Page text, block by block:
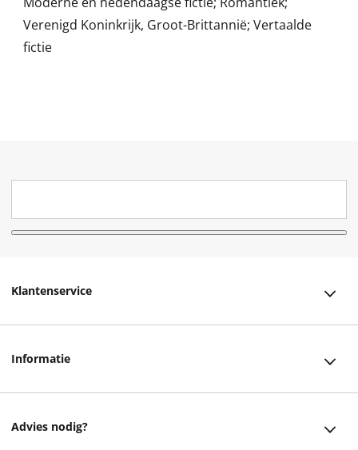
Verenigd Koninkrijk, Groot-Brittannië; Vertaalde
fictie
Klantenservice
Informatie
Advies nodig?